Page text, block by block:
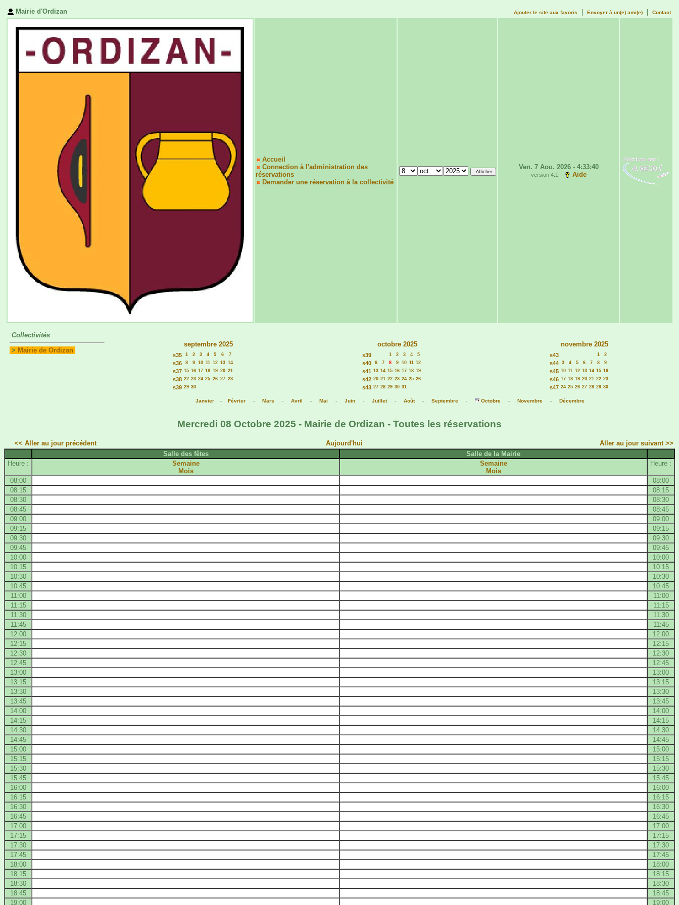
Mairie d'Ordizan Ajouter le site aux favoris Envoyer à un(e) ami(e) Contact
Accueil
Connection à l'administration des
réservations
Demander une réservation à la collectivité
Ven. 7 Aou. 2026- 4:33:40
version 4.1- Aide
Collectivités
> Mairie de Ordizan
septembre 2025
s35 1 2 3 4 5 6 7
s36 8 9 10 11 12 13 14
s37 15 16 17 18 19 20 21
s38 22 23 24 25 26 27 28
s39 29 30
octobre 2025
s39 1 2 3 4 5
s40 6 7 8 9 10 11 12
s41 13 14 15 16 17 18 19
s42 20 21 22 23 24 25 26
s43 27 28 29 30 31
novembre 2025
s43 1 2
s44 3 4 5 6 7 8 9
s45 10 11 12 13 14 15 16
s46 17 18 19 20 21 22 23
s47 24 25 26 27 28 29 30
Janvier - Février - Mars - Avril - Mai - Juin - Juillet- Août- Septembre - Octobre - Novembre - Décembre
Mercredi 08 Octobre 2025 - Mairie de Ordizan - Toutes les réservations
<< Aller au jour précédent Aujourd'hui
Aller au jour suivant >>
Salle des fêtes
Salle de la Mairie
Heure :
Semaine
Mois
Semaine
Mois
Heure :
08:00
08:00
08:15
08:15
08:30
08:30
08:45
08:45
09:00
09:00
09:15
09:15
09:30
09:30
09:45
09:45
10:00
10:00
10:15
10:15
10:30
10:30
10:45
10:45
11:00
11:00
11:15
11:15
11:30
11:30
11:45
11:45
12:00
12:00
12:15
12:15
12:30
12:30
12:45
12:45
13:00
13:00
13:15
13:15
13:30
13:30
13:45
13:45
14:00
14:00
14:15
14:15
14:30
14:30
14:45
14:45
15:00
15:00
15:15
15:15
15:30
15:30
15:45
15:45
16:00
16:00
16:15
16:15
16:30
16:30
16:45
16:45
17:00
17:00
17:15
17:15
17:30
17:30
17:45
17:45
18:00
18:00
18:15
18:15
18:30
18:30
18:45
18:45
19:00
19:00